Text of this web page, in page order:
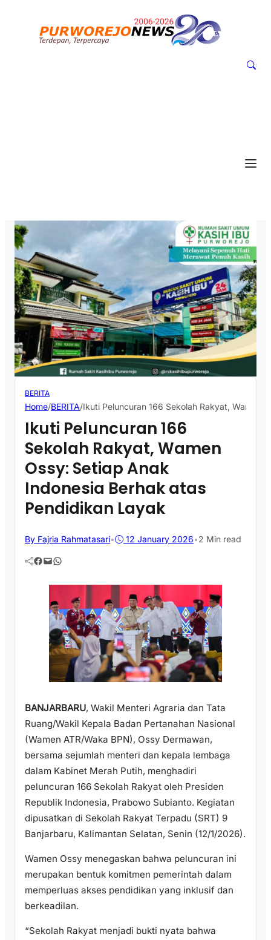
BERITA
Home/BERITA/Ikuti Peluncuran 166 Sekolah Rakyat, Wamen
Ikuti Peluncuran 166
Sekolah Rakyat, Wamen
Ossy: Setiap Anak
Indonesia Berhak atas
Pendidikan Layak
By Fajria Rahmatasari• 12 January 2026•2 Min read
Facebook Mail WhatsApp
BANJARBARU, Wakil Menteri Agraria dan Tata
Ruang/Wakil Kepala Badan Pertanahan Nasional
(Wamen ATR/Waka BPN), Ossy Dermawan,
bersama sejumlah menteri dan kepala lembaga
dalam Kabinet Merah Putih, menghadiri
peluncuran 166 Sekolah Rakyat oleh Presiden
Republik Indonesia, Prabowo Subianto. Kegiatan
dipusatkan di Sekolah Rakyat Terpadu (SRT) 9
Banjarbaru, Kalimantan Selatan, Senin (12/1/2026).
Wamen Ossy menegaskan bahwa peluncuran ini
merupakan bentuk komitmen pemerintah dalam
memperluas akses pendidikan yang inklusif dan
berkeadilan.
“Sekolah Rakyat menjadi bukti nyata bahwa